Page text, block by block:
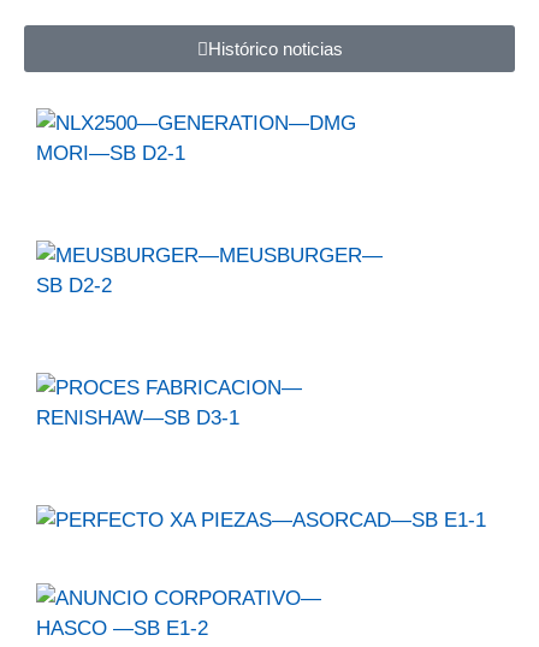
Histórico noticias